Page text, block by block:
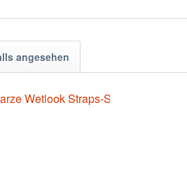
angesehen